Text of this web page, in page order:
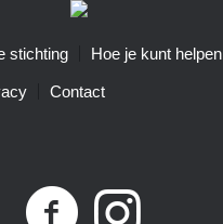
stichting Hoe je kunt helpen
Contact